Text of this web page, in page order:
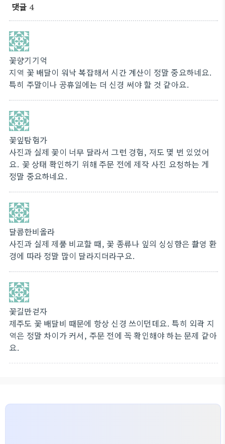
댓글 4
꽃향기기억
지역 꽃 배달이 워낙 복잡해서 시간 계산이 정말 중요하네요.
특히 주말이나 공휴일에는 더 신경 써야 할 것 같아요.
꽃잎탐험가
사진과 실제 꽃이 너무 달라서 그런 경험, 저도 몇 번 있었어
요. 꽃 상태 확인하기 위해 주문 전에 제작 사진 요청하는 게
정말 중요하네요.
달콤한비올라
사진과 실제 제품 비교할 때, 꽃 종류나 잎의 싱싱함은 촬영 환
경에 따라 정말 많이 달라지더라구요.
꽃길만걷자
제주도 꽃 배달비 때문에 항상 신경 쓰이던데요. 특히 외곽 지
역은 정말 차이가 커서, 주문 전에 꼭 확인해야 하는 문제 같아
요.